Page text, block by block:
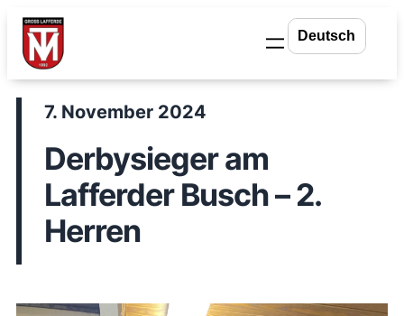
Zum
Inhalt
springen
7. November 2024
Derbysieger am
Lafferder Busch – 2.
Herren